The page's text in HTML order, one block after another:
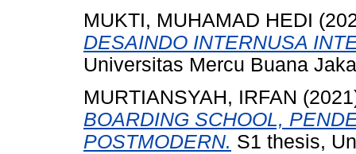
MUKTI, MUHAMAD HEDI
DESAINDO INTERNUSA
Universitas Mercu Buana
MURTIANSYAH, IRFAN
BOARDING SCHOOL,
POSTMODERN. S1 thesis,